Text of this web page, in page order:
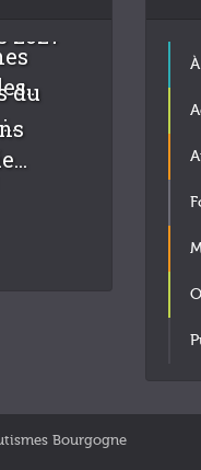
du
Bourgogne